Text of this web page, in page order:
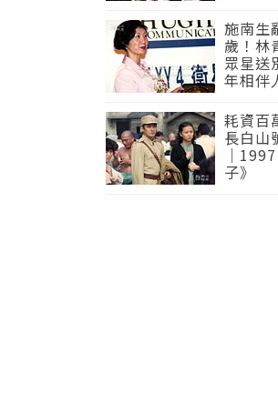
施南生
歲！林
眾星
年相伴
耗資百
長白山
｜
子》